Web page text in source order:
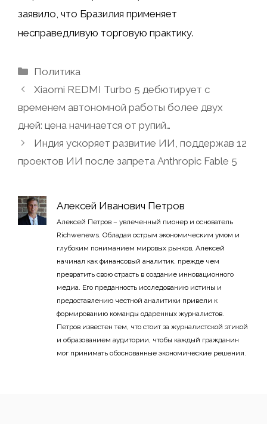
заявило, что Бразилия применяет
несправедливую торговую практику.
Рубрики
Политика
Xiaomi REDMI Turbo 5 дебютирует с
временем автономной работы более двух
дней: цена начинается от рупий…
Индия ускоряет развитие ИИ, поддержав 12
проектов ИИ после запрета Anthropic Fable 5
Алексей Иванович Петров
Алексей Петров – увлеченный пионер и основатель
Richwenews. Обладая острым экономическим умом и
глубоким пониманием мировых рынков, Алексей
начинал как финансовый аналитик, прежде чем
превратить свою страсть в создание инновационного
медиа. Его преданность исследованию истины и
предоставлению честной аналитики привели к
формированию команды одаренных журналистов.
Петров известен тем, что стоит за журналистской этикой
и образованием аудитории, чтобы каждый гражданин
мог принимать обоснованные экономические решения.